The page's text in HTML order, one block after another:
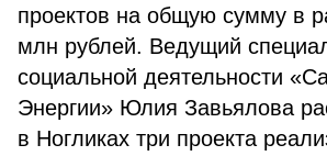
проектов на общую сумму в
млн рублей. Ведущий
социальной деятельности
Энергии» Юлия Завьялова
в Ногликах три проекта